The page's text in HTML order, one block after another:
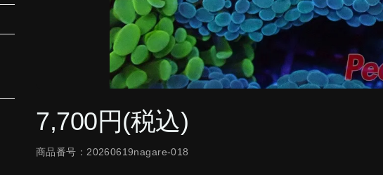
7,700円(税込)
商品番号：20260619nagare-018